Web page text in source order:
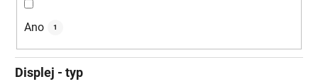
Ano 1
Displej - typ